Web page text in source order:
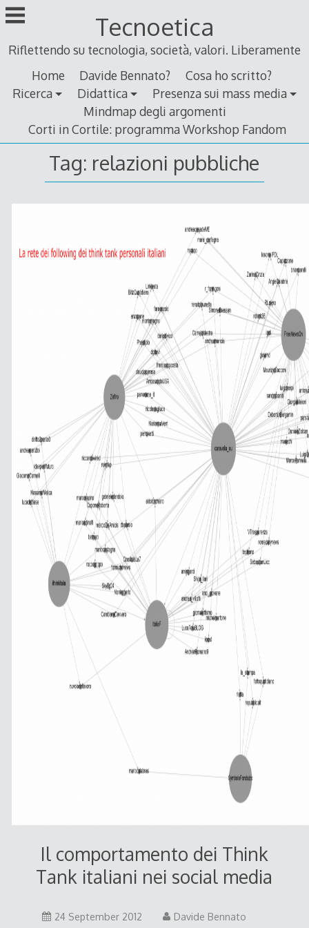
Skip
to
Tecnoetica
Riflettendo su tecnologia, società, valori. Liberamente
Home
Davide Bennato?
Cosa ho scritto?
Ricerca
Didattica
Presenza sui mass media
Mindmap degli argomenti
Corti in Cortile: programma Workshop Fandom
Tag: relazioni pubbliche
Il comportamento dei Think
Tank italiani nei social media
24 September 201225
Davide Bennato